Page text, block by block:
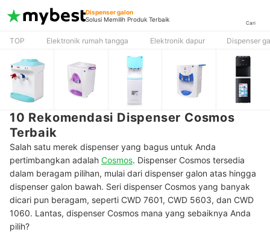
Dispenser galon
Solusi Memilih Produk Terbaik
Cari
TOP Elektronik rumah tangga Elektronik dapur Dispenser
10 Rekomendasi Dispenser Cosmos
Terbaik
Salah satu merek dispenser yang bagus untuk Anda
pertimbangkan adalah Cosmos. Dispenser Cosmos tersedia
dalam beragam pilihan, mulai dari dispenser galon atas hingga
dispenser galon bawah. Seri dispenser Cosmos yang banyak
dicari pun beragam, seperti CWD 7601, CWD 5603, dan CWD
1060. Lantas, dispenser Cosmos mana yang sebaiknya Anda
pilih?